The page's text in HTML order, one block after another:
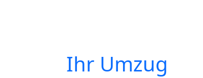
Ihr Umzug